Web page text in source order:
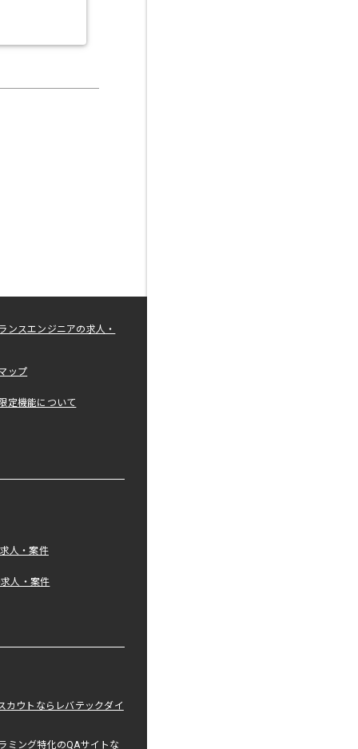
ンスエンジニアの求人・
ップ
定機能について
人・案件
人・案件
カウトならレバテックダイ
ミング特化のQAサイトな